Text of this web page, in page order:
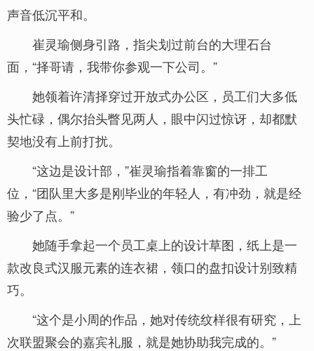
声音低沉平和。
崔灵瑜侧身引路，指尖划过前台的大理石台
面，“择哥请，我带你参观一下公司。”
她领着许清择穿过开放式办公区，员工们大多低
头忙碌，偶尔抬头瞥见两人，眼中闪过惊讶，却都默
契地没有上前打扰。
“这边是设计部，”崔灵瑜指着靠窗的一排工
位，“团队里大多是刚毕业的年轻人，有冲劲，就是经
验少了点。”
她随手拿起一个员工桌上的设计草图，纸上是一
款改良式汉服元素的连衣裙，领口的盘扣设计别致精
巧。
“这个是小周的作品，她对传统纹样很有研究，上
次联盟聚会的嘉宾礼服，就是她协助我完成的。”